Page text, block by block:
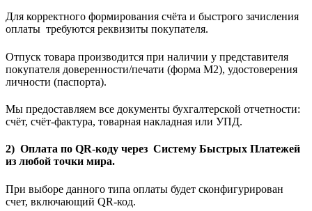
Для корректного формирования счёта и быстрого зачисления
оплаты требуются реквизиты покупателя.
Отпуск товара производится при наличии у представителя
покупателя доверенности/печати (форма M2), удостоверения
личности (паспорта).
Мы предоставляем все документы бухгалтерской отчетности:
счёт, счёт-фактура, товарная накладная или УПД.
2) Оплата по QR-коду через Систему Быстрых Платежей
из любой точки мира.
При выборе данного типа оплаты будет сконфигурирован
счет, включающий QR-код.